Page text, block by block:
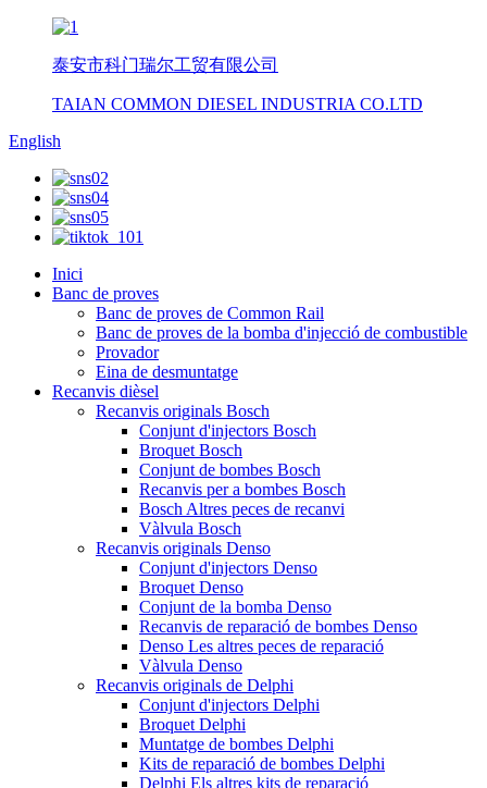
泰安市科门瑞尔工贸有限公司
TAIAN COMMON DIESEL INDUSTRIA CO.LTD
English
Inici
Banc de proves
Banc de proves de Common Rail
Banc de proves de la bomba d'injecció de combustible
Provador
Eina de desmuntatge
Recanvis dièsel
Recanvis originals Bosch
Conjunt d'injectors Bosch
Broquet Bosch
Conjunt de bombes Bosch
Recanvis per a bombes Bosch
Bosch Altres peces de recanvi
Vàlvula Bosch
Recanvis originals Denso
Conjunt d'injectors Denso
Broquet Denso
Conjunt de la bomba Denso
Recanvis de reparació de bombes Denso
Denso Les altres peces de reparació
Vàlvula Denso
Recanvis originals de Delphi
Conjunt d'injectors Delphi
Broquet Delphi
Muntatge de bombes Delphi
Kits de reparació de bombes Delphi
Delphi Els altres kits de reparació